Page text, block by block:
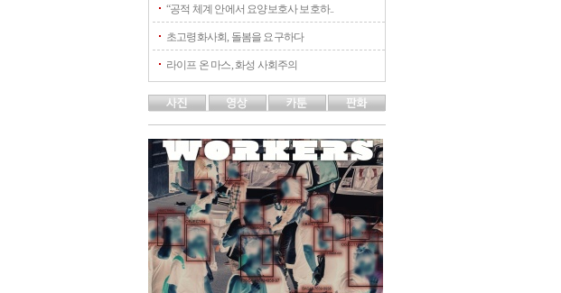
“공적 체계 안에서 요양보호사 보호하..
초고령화사회, 돌봄을 요구하다
라이프 온 마스, 화성 사회주의